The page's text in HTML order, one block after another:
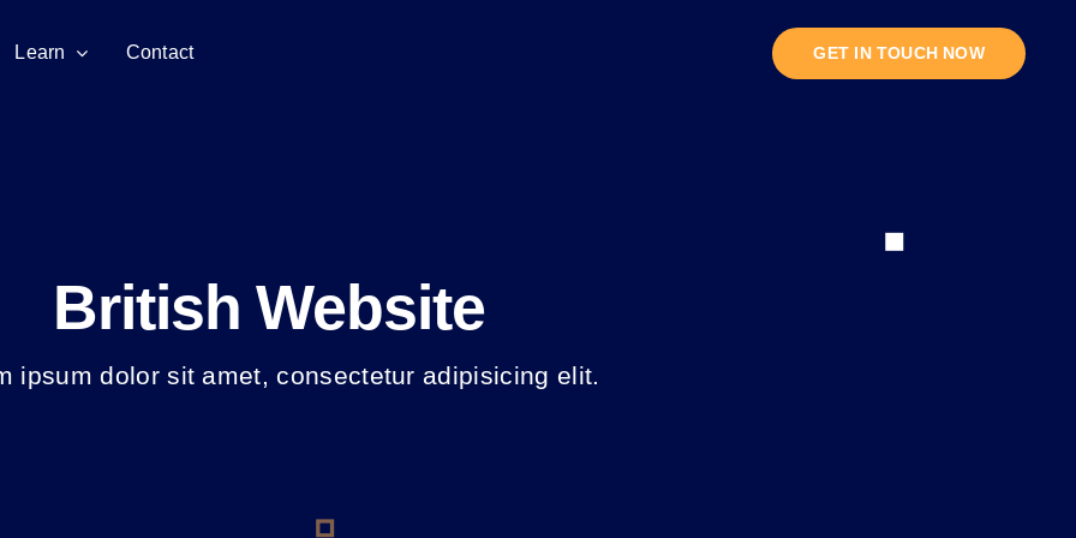
Learn Contact GET IN TOUCH NOW
British Website
ipsum dolor sit amet, consectetur adipisicing elit.